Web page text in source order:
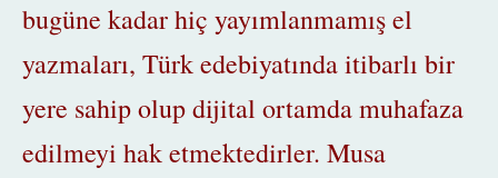
bugüne kadar hiç yayımlanmamış el
yazmaları, Türk edebiyatında itibarlı bir
yere sahip olup dijital ortamda muhafaza
edilmeyi hak etmektedirler. Musa